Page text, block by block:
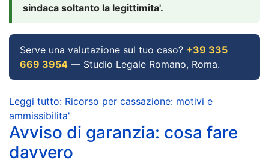
sindaca soltanto la legittimita'.
Serve una valutazione sul tuo caso? +39 335
669 3954 — Studio Legale Romano, Roma.
Leggi tutto: Ricorso per cassazione: motivi e
ammissibilita'
Avviso di garanzia: cosa fare
davvero